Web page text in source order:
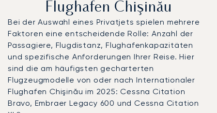
Flughafen Chişinău
Bei der Auswahl eines Privatjets spielen mehrere
Faktoren eine entscheidende Rolle: Anzahl der
Passagiere, Flugdistanz, Flughafenkapazitäten
und spezifische Anforderungen Ihrer Reise. Hier
sind die am häufigsten gecharterten
Flugzeugmodelle von oder nach Internationaler
Flughafen Chişinău im 2025: Cessna Citation
Bravo, Embraer Legacy 600 und Cessna Citation